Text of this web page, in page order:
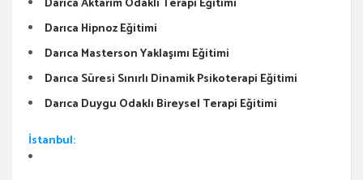
Darıca Hipnoz Eğitimi
Darıca Masterson Yaklaşımı Eğitimi
Darıca Süresi Sınırlı Dinamik Psikoterapi Eğitimi
Darıca Duygu Odaklı Bireysel Terapi Eğitimi
İstanbul: